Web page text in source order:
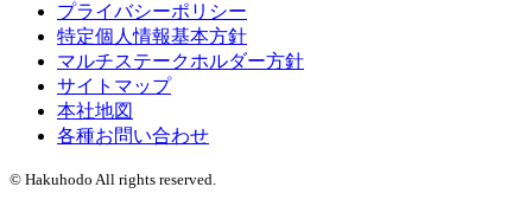
プライバシーポリシー
特定個人情報基本方針
マルチステークホルダー方針
サイトマップ
本社地図
各種お問い合わせ
© Hakuhodo All rights reserved.